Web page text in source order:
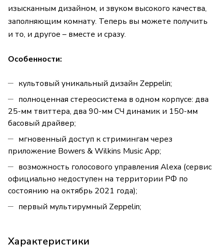
изысканным дизайном, и звуком высокого качества,
заполняющим комнату. Теперь вы можете получить
и то, и другое – вместе и сразу.
Особенности:
культовый уникальный дизайн Zeppelin;
полноценная стереосистема в одном корпусе: два
25-мм твиттера, два 90-мм СЧ динамик и 150-мм
басовый драйвер;
мгновенный доступ к стримингам через
приложение Bowers & Wilkins Music App;
возможность голосового управления Alexa (сервис
официально недоступен на территории РФ по
состоянию на октябрь 2021 года);
первый мультирумный Zeppelin;
Характеристики